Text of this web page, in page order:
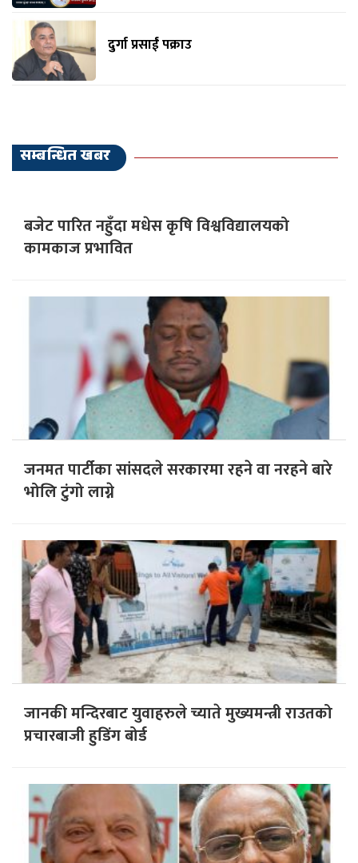
दुर्गा प्रसाईं पक्राउ
सम्बन्धित खबर
बजेट पारित नहुँदा मधेस कृषि विश्वविद्यालयको
कामकाज प्रभावित
जनमत पार्टीका सांसदले सरकारमा रहने वा नरहने बारे
भोलि टुंगो लाग्ने
जानकी मन्दिरबाट युवाहरुले च्याते मुख्यमन्त्री राउतको
प्रचारबाजी हुडिंग बोर्ड